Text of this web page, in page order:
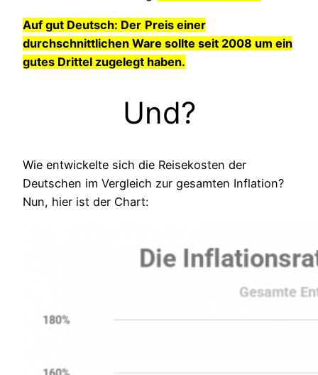
Auf gut Deutsch: Der Preis einer
durchschnittlichen Ware sollte seit 2008 um ein
gutes Drittel zugelegt haben.
Und?
Wie entwickelte sich die Reisekosten der
Deutschen im Vergleich zur gesamten Inflation?
Nun, hier ist der Chart: